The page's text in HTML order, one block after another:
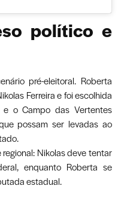
político e
pré-eleitoral. Roberta
Ferreira e foi escolhida
o Campo das Vertentes
possam ser levadas ao
Nikolas deve tentar
enquanto Roberta se
estadual.